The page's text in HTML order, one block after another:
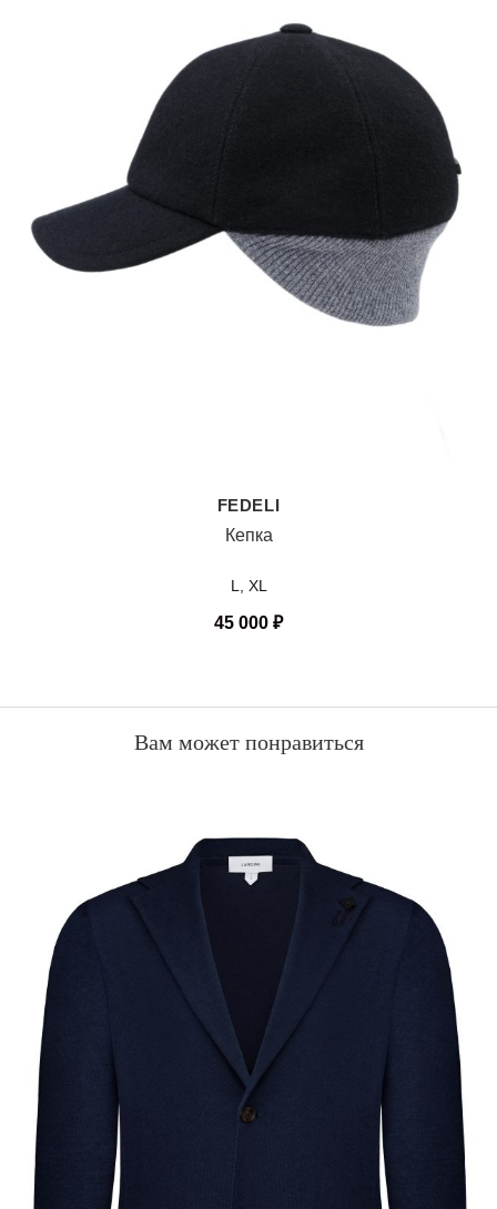
FEDELI
Кепка
L, XL
45 000 ₽
Вам может понравиться